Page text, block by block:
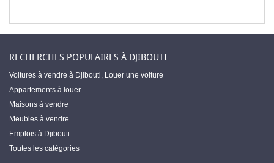
RECHERCHES POPULAIRES À DJIBOUTI
Voitures à vendre à Djibouti, Louer une voiture
Appartements à louer
Maisons à vendre
Meubles à vendre
Emplois à Djibouti
Toutes les catégories